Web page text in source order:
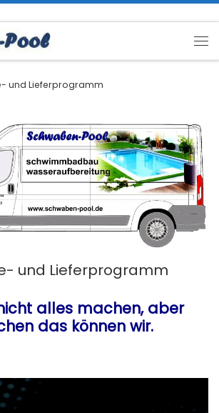
und Lieferprogramm
und Lieferprogramm
alles machen, aber
das können wir.